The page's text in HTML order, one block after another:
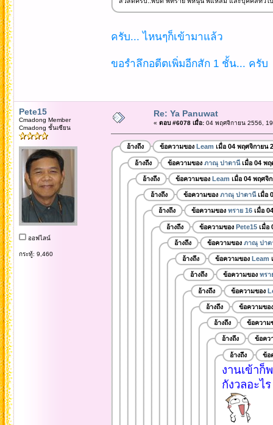
ครับ... ไหนๆก็เข้ามาแล้ว
ขอรำลึกอดีตเพิ่มอีกสัก 1 ชั้น... ครับ
Pete15
Cmadong Member
Cmadong ชั้นเซียน
ออฟไลน์
กระทู้: 9,460
Re: Ya Panuwat
« ตอบ #6078 เมื่อ:04 พฤศจิกายน 2556,
อ้างถึง ข้อความของ Leam เมื่อ 04 พฤศจิกายน
อ้างถึง ข้อความของ ภาณุ ปาตานีเมื่อ 04 พฤ
อ้างถึง ข้อความของ Leam เมื่อ 04 พฤศจิ
อ้างถึง ข้อความของ ภาณุ ปาตานีเมื่อ
อ้างถึง ข้อความของ ทราย 16เมื่อ
อ้างถึง ข้อความของ Pete15เมื่อ
อ้างถึง ข้อความของ ภาณุ ปาต
อ้างถึง ข้อความของ Leam
อ้างถึง ข้อความของ ทรา
อ้างถึง ข้อความของ
อ้างถึง ข้อความขอ
อ้างถึง ข้อความ
อ้างถึง ข้อคว
อ้างถึง ข้อ
งานเข้าก็
กังวลอะไ